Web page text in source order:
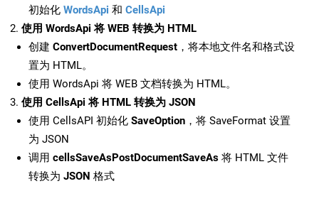
初始化 WordsApi 和 CellsApi
使用 WordsApi 将 WEB 转换为 HTML
创建 ConvertDocumentRequest ，将本地文件名和格式设
置为 HTML。
使用 WordsApi 将 WEB 文档转换为 HTML。
使用 CellsApi 将 HTML 转换为 JSON
使用 CellsAPI 初始化 SaveOption ，将 SaveFormat 设置
为 JSON
调用 cellsSaveAsPostDocumentSaveAs 将 HTML 文件
转换为 JSON 格式